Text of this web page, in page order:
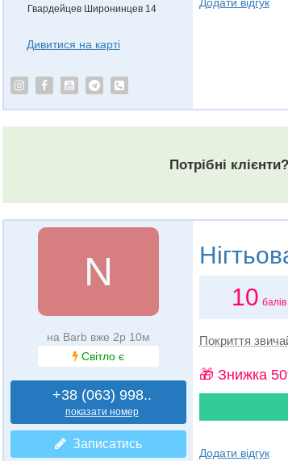
Гвардейцев Широнинцев 14
Дивитися на карті
Потрібні клієнти?
N
на Barb вже 2р 10м
Світло є
+38 (063) 998..
показати номер
Записатись
10 балів
Покриття
🎁 Знижка
Додати відгук